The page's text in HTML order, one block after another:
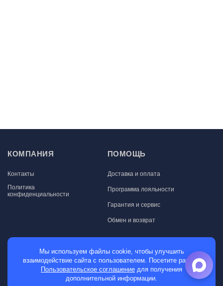
КОМПАНИЯ
Контакты
Политика
конфиденциальности
ПОМОЩЬ
Доставка и оплата
Программа лояльности
Гарантия и сервис
Обмен и возврат
МАГАЗИН
Мужские часы
Мы используем файлы cookie, чтобы улучшить
взаимодействие сайта с пользователем. Посетите раздел
Пользовательское соглашение для получения
дополнительной информации.